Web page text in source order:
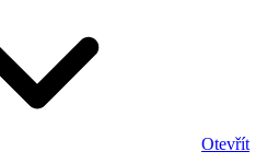
Otevřít